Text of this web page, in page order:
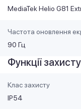
MediaTek Helio G81
Частота оновлення
90 Гц
Функції захисту
Клас захисту
IP54